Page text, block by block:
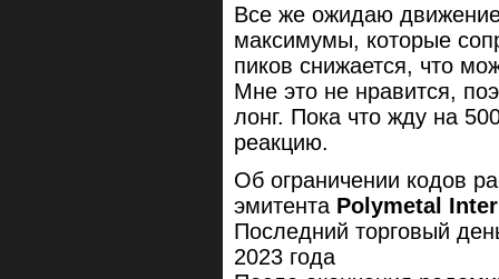
Все же ожидаю
максимумы, которые
пиков снижается, что
Мне это не нравится,
лонг. Пока что жду на
реакцию.
Об ограничении кодов
эмитента Polymetal
Последний торговый
2023 года